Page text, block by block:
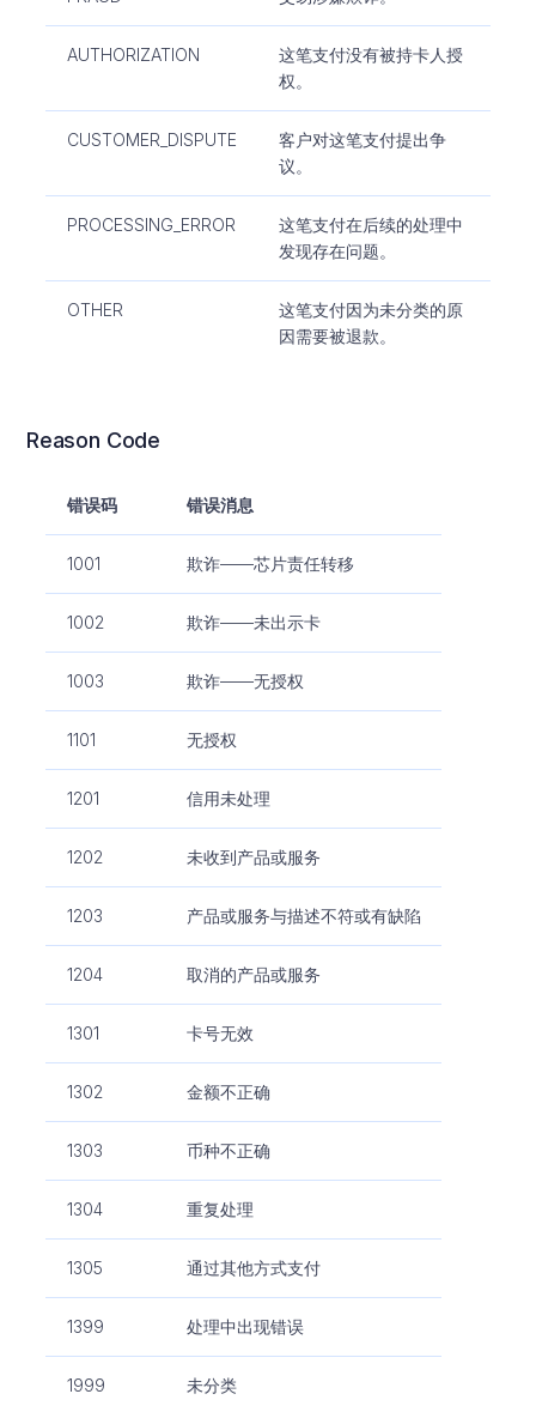
AUTHORIZATION
这笔支付没有被持卡人授
权。
CUSTOMER_DISPUTE
客户对这笔支付提出争
议。
PROCESSING_ERROR
这笔支付在后续的处理中
发现存在问题。
OTHER
这笔支付因为未分类的原
因需要被退款。
Reason Code
错误码 错误消息
1001 欺诈——芯片责任转移
1002 欺诈——未出示卡
1003 欺诈——无授权
1101 无授权
1201 信用未处理
1202 未收到产品或服务
1203 产品或服务与描述不符或有缺陷
1204 取消的产品或服务
1301 卡号无效
1302 金额不正确
1303 币种不正确
1304 重复处理
1305 通过其他方式支付
1399 处理中出现错误
1999 未分类